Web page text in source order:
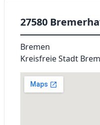
27580
Bremen
Kreisfreie Stadt